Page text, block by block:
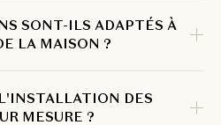
SONT-ILS ADAPTÉS À
LA MAISON ?
DES
MESURE ?